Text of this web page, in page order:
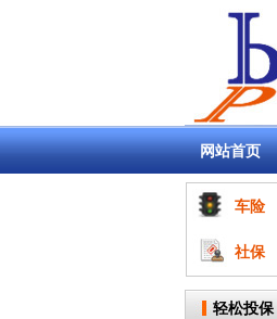
网站首页
车险
社保
轻松投保